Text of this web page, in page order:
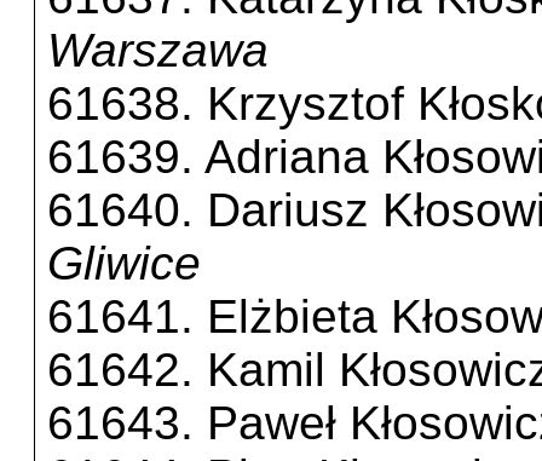
Warszawa
61638. Krzysztof
61639. Adriana
61640. Dariusz
Gliwice
61641. Elżbieta
61642. Kamil
61643. Paweł